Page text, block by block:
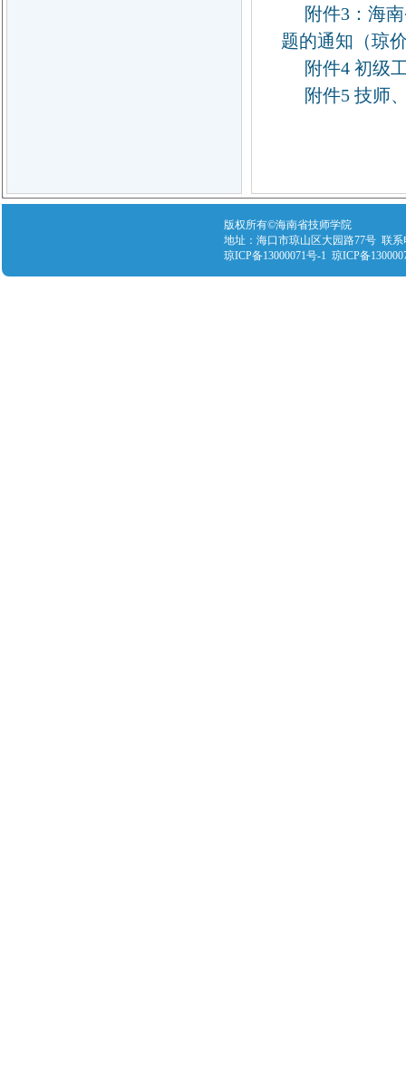
附件3：海
题的通知（琼
附件4 初级
附件5 技师
版权所有©海南省技师学院
地址：海口市琼山区大园路77号 联系
琼ICP备13000071号-1 琼ICP备